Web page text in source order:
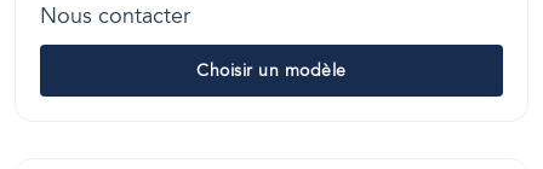
Nous contacter
Choisir un modèle